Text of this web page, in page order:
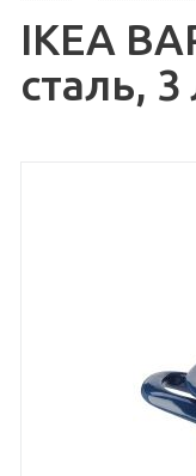
IKEA
сталь, 3